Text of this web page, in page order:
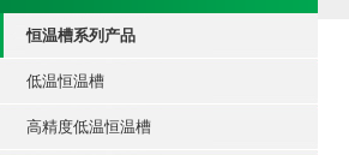
恒温槽系列产品
低温恒温槽
高精度低温恒温槽